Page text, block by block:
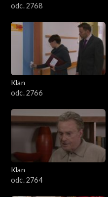
odc. 2768
Klan
odc. 2766
Klan
odc. 2764